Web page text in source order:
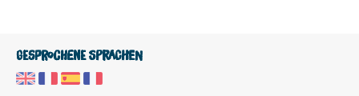
Gesprochene Sprachen